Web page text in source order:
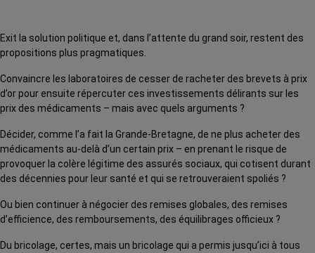
Exit la solution politique et, dans l’attente du grand soir, restent des
propositions plus pragmatiques.
Convaincre les laboratoires de cesser de racheter des brevets à prix
d’or pour ensuite répercuter ces investissements délirants sur les
prix des médicaments – mais avec quels arguments ?
Décider, comme l’a fait la Grande-Bretagne, de ne plus acheter des
médicaments au-delà d’un certain prix – en prenant le risque de
provoquer la colère légitime des assurés sociaux, qui cotisent durant
des décennies pour leur santé et qui se retrouveraient spoliés ?
Ou bien continuer à négocier des remises globales, des remises
d’efficience, des remboursements, des équilibrages officieux ?
Du bricolage, certes, mais un bricolage qui a permis jusqu’ici à tous